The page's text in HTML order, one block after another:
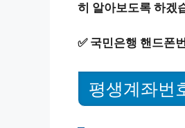
히 알아보도록 하겠
✅ 국민은행 핸드폰
평생계좌번